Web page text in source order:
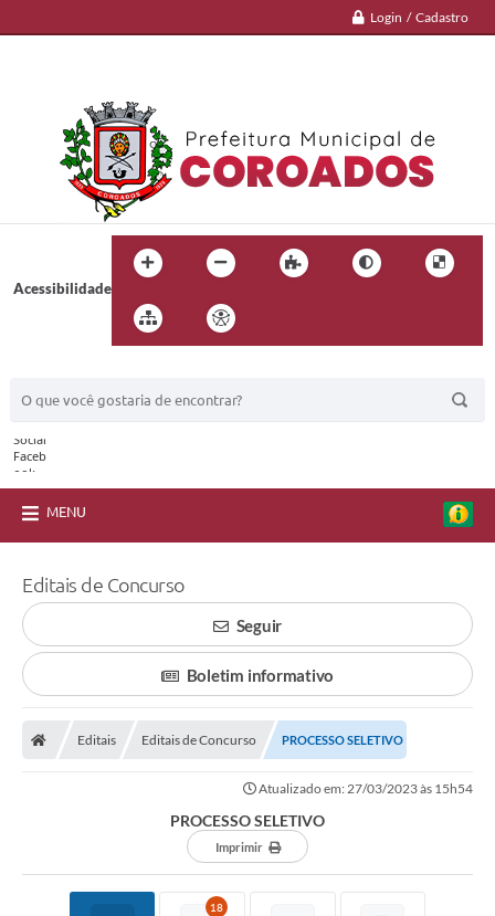
Login / Cadastro
Acessibilidade
MENU
Editais de Concurso
Seguir
Boletim informativo
Editais Editais de Concurso PROCESSO SELETIVO
Atualizado em: 27/03/2023 às 15h54
PROCESSO SELETIVO
Imprimir
18